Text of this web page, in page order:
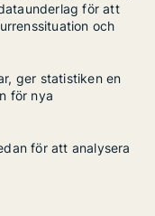
för att
och
ger statistiken en
för nya
för att analysera